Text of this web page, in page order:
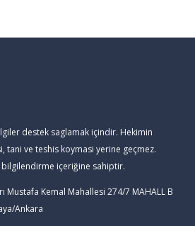
destek saglamak içindir. Hekimin
tani ve teshis koymasi yerine geçmez.
bilgilendirme içeriğine sahiptir.
Mustafa Kemal Mahallesi 274/7 MAHALL B
Ankara